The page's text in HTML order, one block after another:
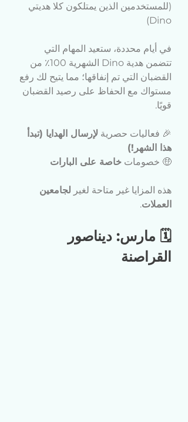
(للمستخدمين الذين يمتلكون كلا هديتي
Dino)
في أيام محددة، ستعيد المهام التي
تتضمن هدية Dino الشهرية 100٪ من
القضبان التي تم إنفاقها؛ مما يتيح لك رفع
مستواك مع الحفاظ على رصيد القضبان
قويًا.
🎉 فعاليات حصرية لإرسال الهدايا (تبدأ
هذا الشهر!)
🤑 خصومات خاصة على البارات
هذه المزايا غير متاحة لغير لجامعين
العملات.
🗓 مارس: ديناصور
القراصنة